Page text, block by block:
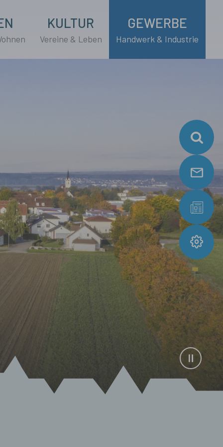
KULTUR
Vereine & Leben
GEWERBE
Handwerk & Industrie